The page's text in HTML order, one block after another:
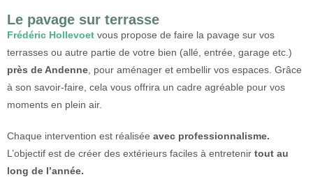
Le pavage sur terrasse
Frédéric Hollevoet vous propose de faire la pavage sur vos
terrasses ou autre partie de votre bien (allé, entrée, garage etc.)
près de Andenne , pour aménager et embellir vos espaces. Grâce
à son savoir-faire, cela vous offrira un cadre agréable pour vos
moments en plein air.
Chaque intervention est réalisée avec professionnalisme.
L’objectif est de créer des extérieurs faciles à entretenir tout au
long de l’année.